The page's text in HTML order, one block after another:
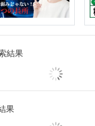
結果
果